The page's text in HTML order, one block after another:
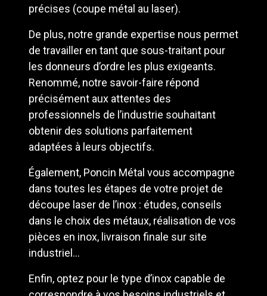
précises (coupe métal au laser).
De plus, notre grande expertise nous permet
de travailler en tant que sous-traitant pour
les donneurs d’ordre les plus exigeants.
Renommé, notre savoir-faire répond
précisément aux attentes des
professionnels de l’industrie souhaitant
obtenir des solutions parfaitement
adaptées à leurs objectifs.
Également, Poncin Métal vous accompagne
dans toutes les étapes de votre projet de
découpe laser de l’inox : études, conseils
dans le choix des métaux, réalisation de vos
pièces en inox, livraison finale sur site
industriel…
Enfin, optez pour le type d’inox capable de